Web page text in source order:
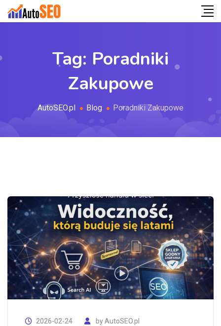
Tag: Poradniki
Zakupowe
AutoSEO.pl Blog Poradniki Zakupowe
2026-02-24 byAutoSEO.pl